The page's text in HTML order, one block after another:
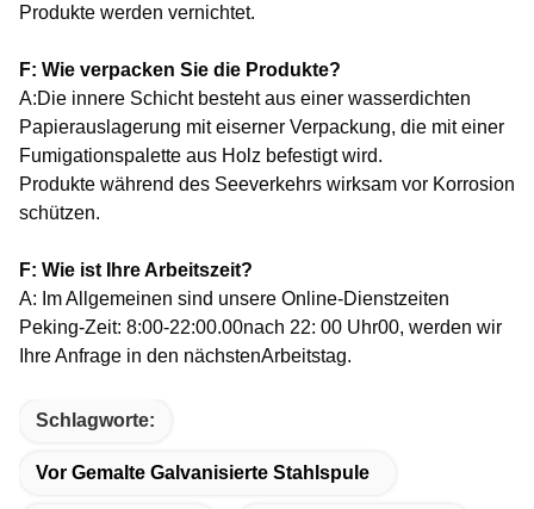
Produkte werden vernichtet.
F: Wie verpacken Sie die Produkte?
A:Die innere Schicht besteht aus einer wasserdichten
Papierauslagerung mit eiserner Verpackung, die mit einer
Fumigationspalette aus Holz befestigt wird.
Produkte während des Seeverkehrs wirksam vor Korrosion
schützen.
F: Wie ist Ihre Arbeitszeit?
A: Im Allgemeinen sind unsere Online-Dienstzeiten
Peking-Zeit: 8:00-22:00.00nach 22: 00 Uhr00, werden wir
Ihre Anfrage in den nächstenArbeitstag.
Schlagworte:
Vor Gemalte Galvanisierte Stahlspule